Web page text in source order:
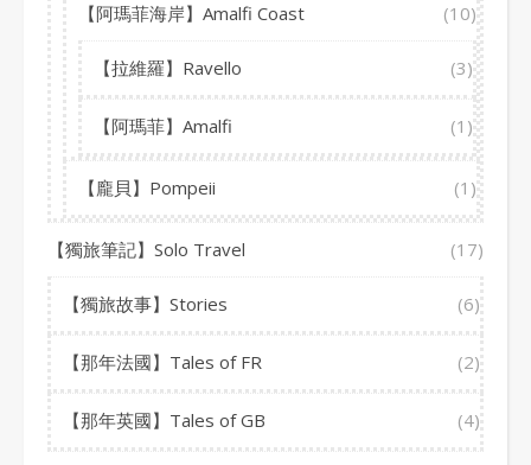
【阿瑪菲海岸】Amalfi Coast (10)
【拉維羅】Ravello (3)
【阿瑪菲】Amalfi (1)
【龐貝】Pompeii (1)
【獨旅筆記】Solo Travel (17)
【獨旅故事】Stories (6)
【那年法國】Tales of FR (2)
【那年英國】Tales of GB (4)